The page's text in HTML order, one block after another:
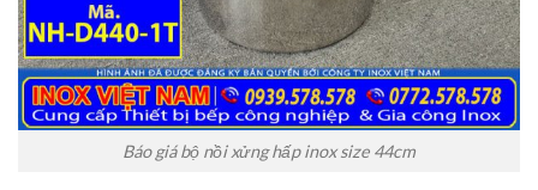
Báo giá bộ nồi xửng hấp inox size 44cm